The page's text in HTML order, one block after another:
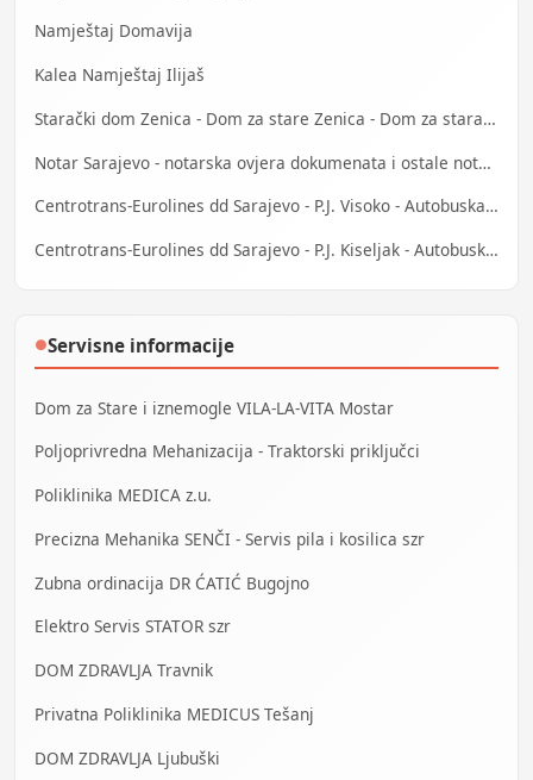
Namještaj Domavija
Kalea Namještaj Ilijaš
Starački dom Zenica - Dom za stare Zenica - Dom za stara lica Zenica
Notar Sarajevo - notarska ovjera dokumenata i ostale notarske usluge
Centrotrans-Eurolines dd Sarajevo - P.J. Visoko - Autobuska stanica
Centrotrans-Eurolines dd Sarajevo - P.J. Kiseljak - Autobuska stanica
●Servisne informacije
Dom za Stare i iznemogle VILA-LA-VITA Mostar
Poljoprivredna Mehanizacija - Traktorski priključci
Poliklinika MEDICA z.u.
Precizna Mehanika SENČI - Servis pila i kosilica szr
Zubna ordinacija DR ĆATIĆ Bugojno
Elektro Servis STATOR szr
DOM ZDRAVLJA Travnik
Privatna Poliklinika MEDICUS Tešanj
DOM ZDRAVLJA Ljubuški